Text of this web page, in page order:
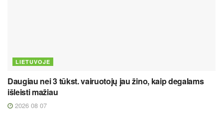
LIETUVOJE
Daugiau nei 3 tūkst. vairuotojų jau žino, kaip degalams
išleisti mažiau
2026 08 07